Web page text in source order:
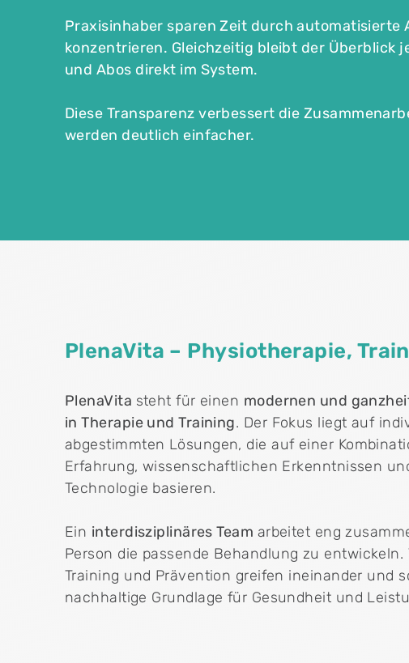
Praxisinhaber sparen Zeit durch automatisierte
konzentrieren. Gleichzeitig bleibt der Überblick
und Abos direkt im System.
Diese Transparenz verbessert die
werden deutlich einfacher.
PlenaVita – Physiotherapie,
PlenaVita steht für einen modernen und
in Therapie und Training. Der Fokus liegt auf
abgestimmten Lösungen, die auf einer
Erfahrung, wissenschaftlichen Erkenntnissen
Technologie basieren.
Ein interdisziplinäres Team arbeitet eng
Person die passende Behandlung zu entwickeln.
Training und Prävention greifen ineinander und
nachhaltige Grundlage für Gesundheit und